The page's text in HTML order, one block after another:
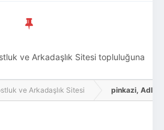
ve Arkadaşlık Sitesi topluluğuna
Aramıza katılmak istersen kayıt
ve Arkadaşlık Sitesi pinkazi, Adlı